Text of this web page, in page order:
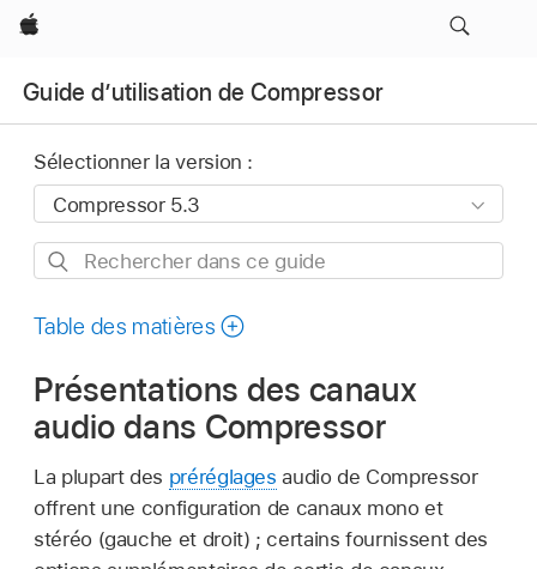
Apple
Guide d’utilisation de Compressor
Sélectionner la version :
Rechercher
ce
Table des matières
Présentations des canaux
audio dans Compressor
La plupart des préréglages audio de Compressor
offrent une configuration de canaux mono et
stéréo (gauche et droit) ; certains fournissent des